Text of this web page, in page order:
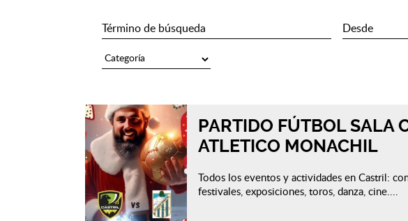
PARTIDO FÚTBOL SALA
ATLETICO MONACHIL
Todos los eventos y actividades en Castril:
festivales, exposiciones, toros, danza, cine....